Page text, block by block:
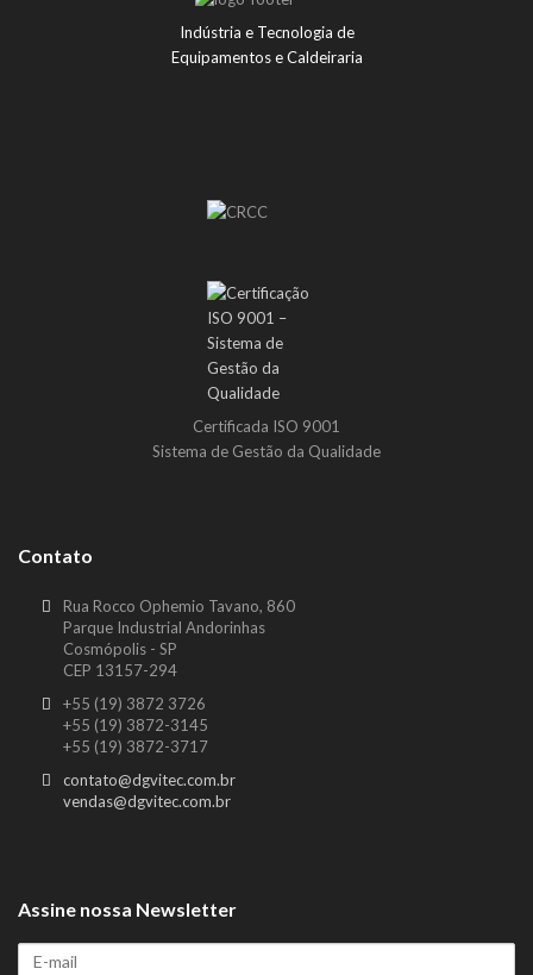
Indústria e Tecnologia de
Equipamentos e Caldeiraria
Certificada ISO 9001
Sistema de Gestão da Qualidade
Contato
Rua Rocco Ophemio Tavano, 860
Parque Industrial Andorinhas
Cosmópolis - SP
CEP 13157-294
+55 (19) 3872 3726
+55 (19) 3872-3145
+55 (19) 3872-3717
contato@dgvitec.com.br
vendas@dgvitec.com.br
Assine nossa Newsletter